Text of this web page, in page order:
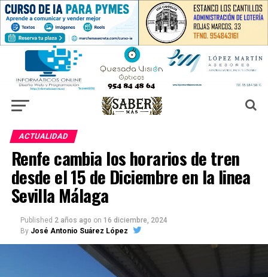
ACTUALIDAD
Renfe cambia los horarios de tren
desde el 15 de Diciembre en la linea
Sevilla Málaga
Published 2 años ago on 16 diciembre, 2024
By José Antonio Suárez López